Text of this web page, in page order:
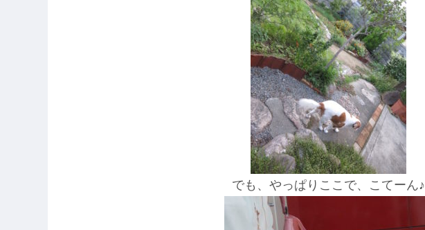
でも、やっぱりここで、こてーん♪